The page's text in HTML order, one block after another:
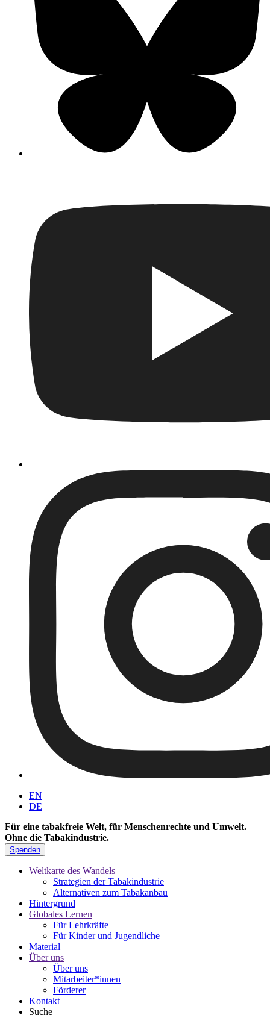
EN
DE
Für eine tabakfreie Welt, für Menschenrechte und Umwelt.
Ohne die Tabakindustrie.
Spenden
Weltkarte des Wandels
Strategien der Tabakindustrie
Alternativen zum Tabakanbau
Hintergrund
Globales Lernen
Für Lehrkräfte
Für Kinder und Jugendliche
Material
Über uns
Über uns
Mitarbeiter*innen
Förderer
Kontakt
Suche